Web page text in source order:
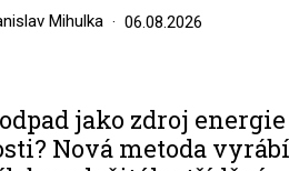
Mihulka 06.08.2026
jako zdroj energie
Nová metoda vyrábí